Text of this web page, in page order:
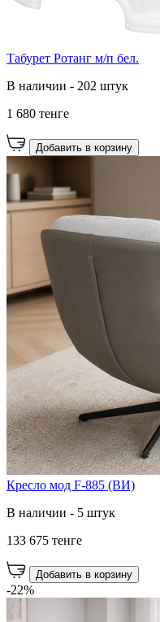
Табурет Ротанг м/п бел.
В наличии - 202 штук
1 680 тенге
Добавить в корзину
Кресло мод F-885 (ВИ)
В наличии - 5 штук
133 675 тенге
Добавить в корзину
-22%